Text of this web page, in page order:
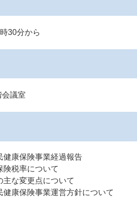
30分から
会議室
健康保険事業経過報告
険税率について
主な変更点について
康保険事業運営方針について